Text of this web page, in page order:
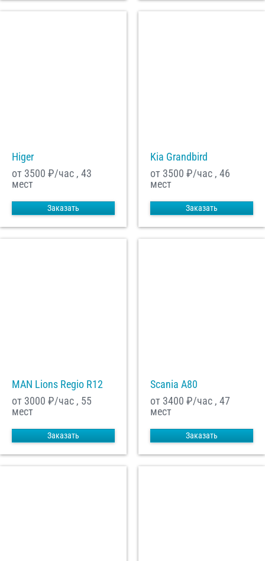
Higer
от 3500 ₽/час , 43
мест
Заказать
Kia Grandbird
от 3500 ₽/час , 46
мест
Заказать
MAN Lions Regio R12
от 3000 ₽/час , 55
мест
Заказать
Scania A80
от 3400 ₽/час , 47
мест
Заказать